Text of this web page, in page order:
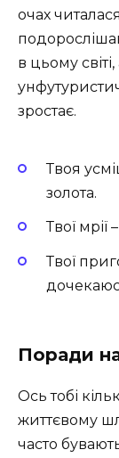
очах
в цьому
зростає.
Твоя
золота.
Твої мрії
Твої
Поради
Ось тобі
життєвому
часто